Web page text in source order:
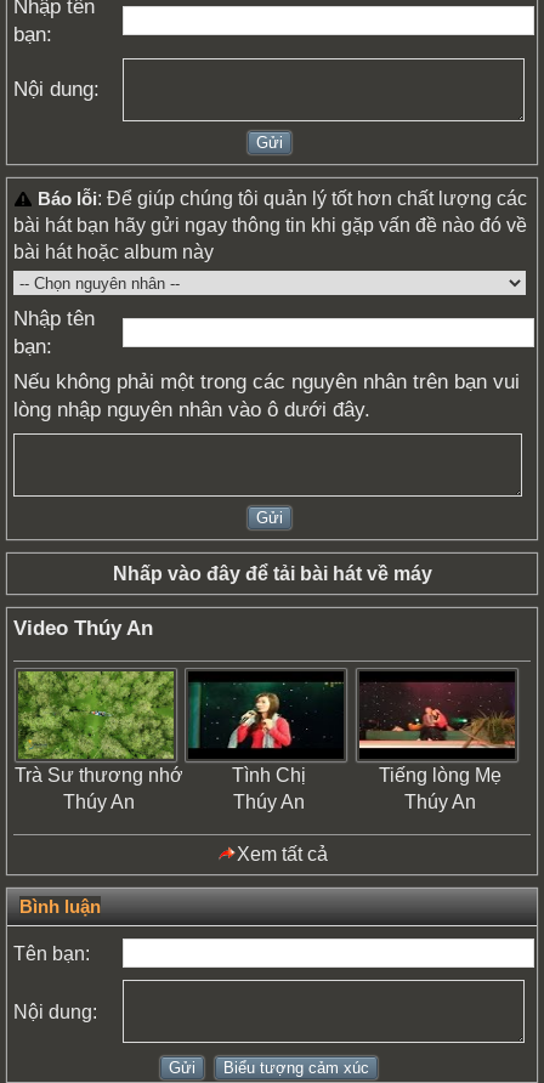
Nhập tên
bạn:
Nội dung:
Báo lỗi: Để giúp chúng tôi quản lý tốt hơn chất lượng các
bài hát bạn hãy gửi ngay thông tin khi gặp vấn đề nào đó về
bài hát hoặc album này
Nhập tên
bạn:
Nếu không phải một trong các nguyên nhân trên bạn vui
lòng nhập nguyên nhân vào ô dưới đây.
Nhấp vào đâyđể tải bài hát về máy
Video Thúy An
Trà Sư thương nhớ
Thúy An
Tình Chị
Thúy An
Tiếng lòng Mẹ
Thúy An
Xem tất cả
Bình luận
Tên bạn:
Nội dung: